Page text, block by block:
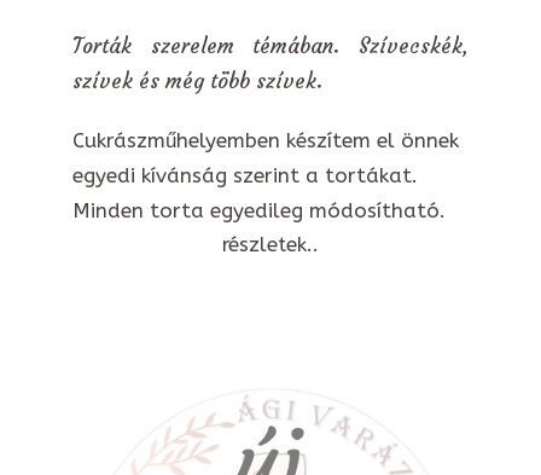
Torták szerelem témában. Szívecskék,
szívek és még több szívek.
Cukrászműhelyemben készítem el önnek
egyedi kívánság szerint a tortákat.
Minden torta egyedileg módosítható.
részletek..